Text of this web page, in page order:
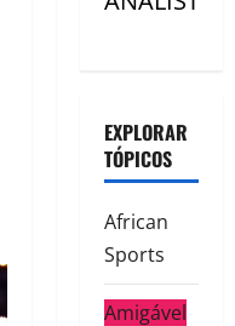
EXPLORAR
TÓPICOS
African
Sports
Amigável